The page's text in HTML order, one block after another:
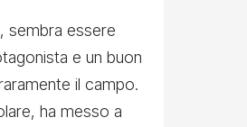
, sembra essere
e un buon
il campo.
ha messo a